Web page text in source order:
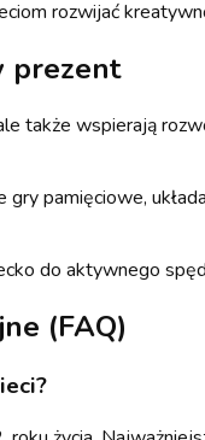
rozwijać
prezent
także wspierają
gry pamięciowe,
do aktywnego
(FAQ)